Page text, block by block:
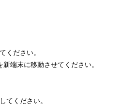
ください。
端末に移動させてください。
てください。